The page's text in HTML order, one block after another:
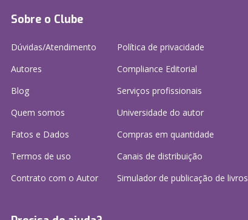
Sobre o Clube
Dúvidas/Atendimento
Autores
Blog
Quem somos
Fatos e Dados
Termos de uso
Contrato com o Autor
Política de privacidade
Compliance Editorial
Serviços profissionais
Universidade do autor
Compras em quantidade
Canais de distribuição
Simulador de publicação de livros